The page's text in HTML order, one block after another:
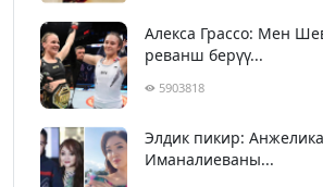
Алекса Грассо: Мен
реванш берүү...
5903818
Элдик пикир:
Иманалиеваны...